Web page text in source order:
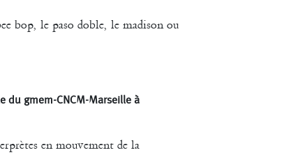
Sébastien Chatellier
bop, le paso doble, le madison ou
du gmem-CNCM-Marseille à
en mouvement de la